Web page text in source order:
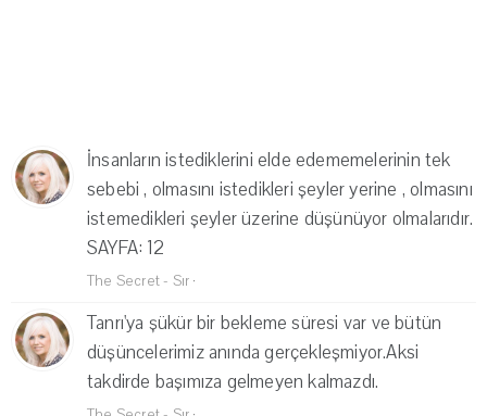
İnsanların istediklerini elde edememelerinin tek
sebebi , olmasını istedikleri şeyler yerine , olmasını
istemedikleri şeyler üzerine düşünüyor olmalarıdır.
SAYFA: 12
The Secret - Sır ·
Tanrı'ya şükür bir bekleme süresi var ve bütün
düşüncelerimiz anında gerçekleşmiyor.Aksi
takdirde başımıza gelmeyen kalmazdı.